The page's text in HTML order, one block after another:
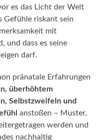
es das Licht der Welt
Gefühle riskant sein
mit
und dass es seine
darf.
pränatale Erfahrungen
überhöhtem
Selbstzweifeln und
anstoßen – Muster,
werden und
nachhaltig